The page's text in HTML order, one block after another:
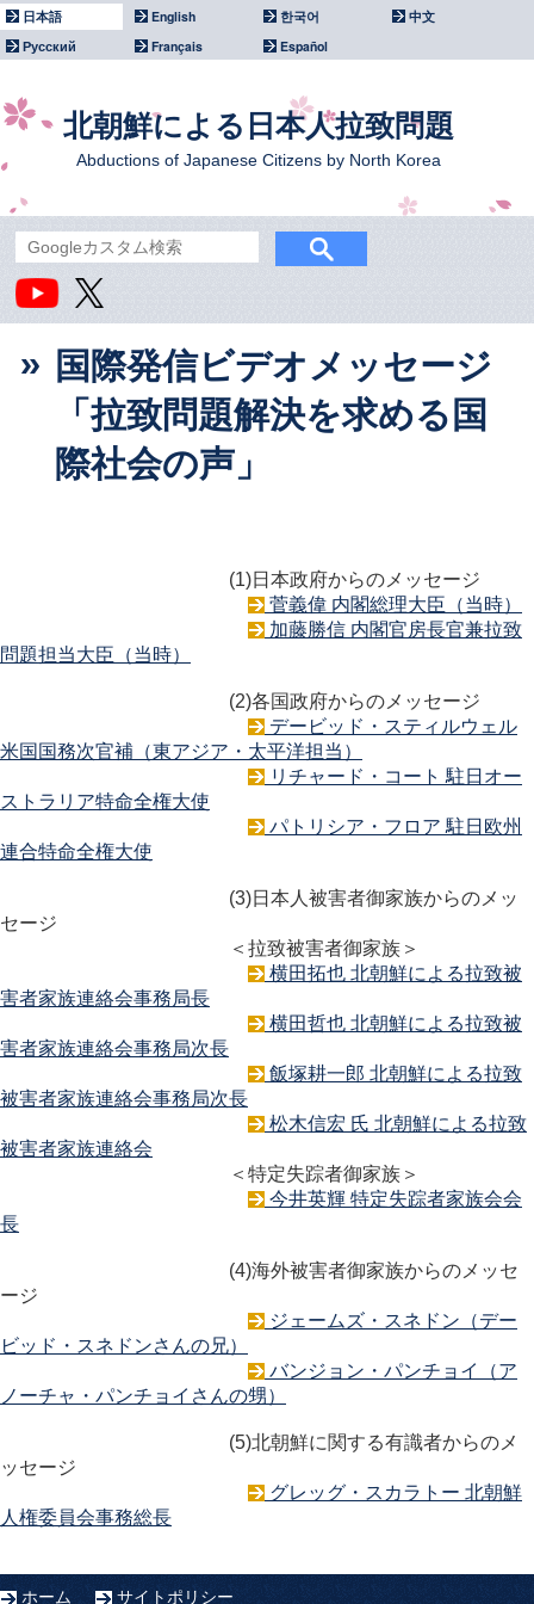
日本語 English 한국어
中文
Русский
Français Español
北朝鮮による日本人拉致問題
Abductions of Japanese Citizens by North Korea
国際発信ビデオメッセージ
「拉致問題解決を求める国
際社会の声」
(1)日本政府からのメッセージ
菅義偉 内閣総理大臣（当時）
加藤勝信 内閣官房長官兼拉致
問題担当大臣（当時）
(2)各国政府からのメッセージ
デービッド・スティルウェル
米国国務次官補（東アジア・太平洋担当）
リチャード・コート 駐日オー
ストラリア特命全権大使
パトリシア・フロア 駐日欧州
連合特命全権大使
(3)日本人被害者御家族からのメッ
セージ
＜拉致被害者御家族＞
横田拓也 北朝鮮による拉致被
害者家族連絡会事務局長
横田哲也 北朝鮮による拉致被
害者家族連絡会事務局次長
飯塚耕一郎 北朝鮮による拉致
被害者家族連絡会事務局次長
松木信宏 氏 北朝鮮による拉致
被害者家族連絡会
＜特定失踪者御家族＞
今井英輝 特定失踪者家族会会
長
(4)海外被害者御家族からのメッセ
ージ
ジェームズ・スネドン（デー
ビッド・スネドンさんの兄）
バンジョン・パンチョイ（ア
ノーチャ・パンチョイさんの甥）
(5)北朝鮮に関する有識者からのメ
ッセージ
グレッグ・スカラトー 北朝鮮
人権委員会事務総長
ホーム サイトポリシー